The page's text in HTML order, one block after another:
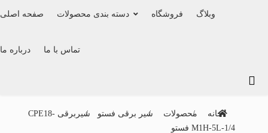
صفحه اصلی دسته بندی محصولات فروشگاه وبلاگ
درباره ما تماس با ما
خانه محصولات شیر برقی فستو
شیربرقی CPE18-
M1H-5L-1/4 فستو